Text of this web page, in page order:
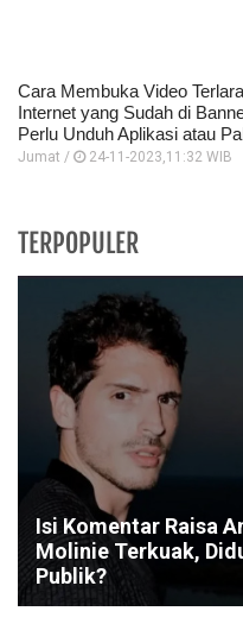
Cara Membuka Video
Internet yang Sudah di
Perlu Unduh Aplikasi atau
Jumat / 24-11-2023,11:32 WIB
TERPOPULER
Isi Komentar Raisa
Molinie Terkuak,
Publik?